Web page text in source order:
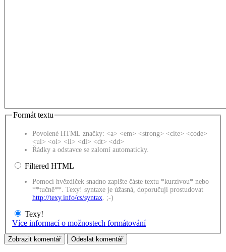
Formát textu
Povolené HTML značky: <a> <em> <strong> <cite> <code>
<ul> <ol> <li> <dl> <dt> <dd>
Řádky a odstavce se zalomí automaticky.
Filtered HTML
Pomocí hvězdiček snadno zapište částe textu *kurzívou* nebo
**tučně**. Texy! syntaxe je úžasná, doporučuji prostudovat
http://texy.info/cs/syntax . ;-)
Texy!
Více informací o možnostech formátování